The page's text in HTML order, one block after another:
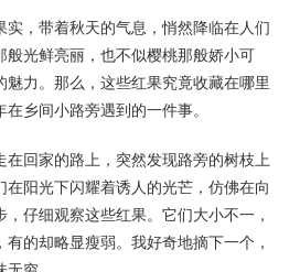
，带着秋天的气息，悄然降临在人们
般光鲜亮丽，也不似樱桃那般娇小可
力。那么，这些红果究竟收藏在哪里
乡间小路旁遇到的一件事。
在回家的路上，突然发现路旁的树枝上
阳光下闪耀着诱人的光芒，仿佛在向
仔细观察这些红果。它们大小不一，
的却略显瘦弱。我好奇地摘下一个，